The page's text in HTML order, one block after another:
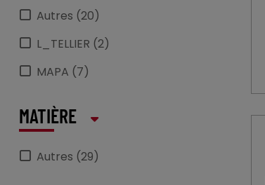
Autres (20)
L_TELLIER (2)
MAPA (7)
MATIÈRE
Autres (29)